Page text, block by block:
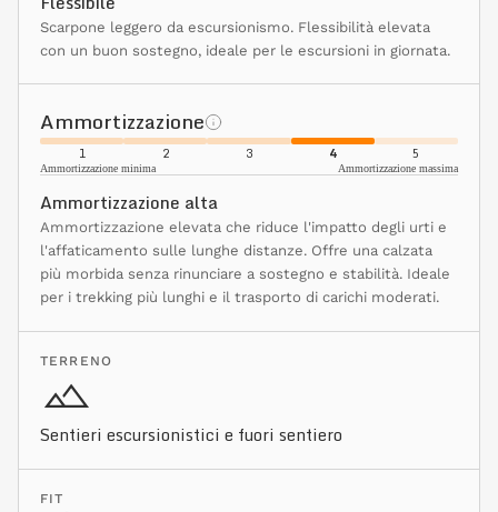
Scarpone leggero da escursionismo. Flessibilità elevata
con un buon sostegno, ideale per le escursioni in giornata.
Ammortizzazione
1 2 3 4 5
Ammortizzazione minima Ammortizzazione massima
Ammortizzazione alta
Ammortizzazione elevata che riduce l'impatto degli urti e
l'affaticamento sulle lunghe distanze. Offre una calzata
più morbida senza rinunciare a sostegno e stabilità. Ideale
per i trekking più lunghi e il trasporto di carichi moderati.
TERRENO
Sentieri escursionistici e fuori sentiero
FIT